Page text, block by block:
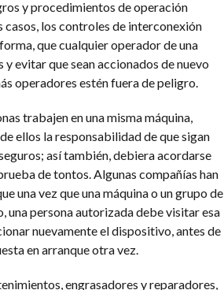
y procedimientos de operación
casos, los controles de interconexión
que cualquier operador de una
evitar que sean accionados de nuevo
operadores estén fuera de peligro.
trabajen en una misma máquina,
ellos la responsabilidad de que sigan
así también, debiera acordarse
de tontos. Algunas compañías han
una vez que una máquina o un grupo de
una persona autorizada debe visitar esa
nuevamente el dispositivo, antes de
en arranque otra vez.
engrasadores y reparadores,